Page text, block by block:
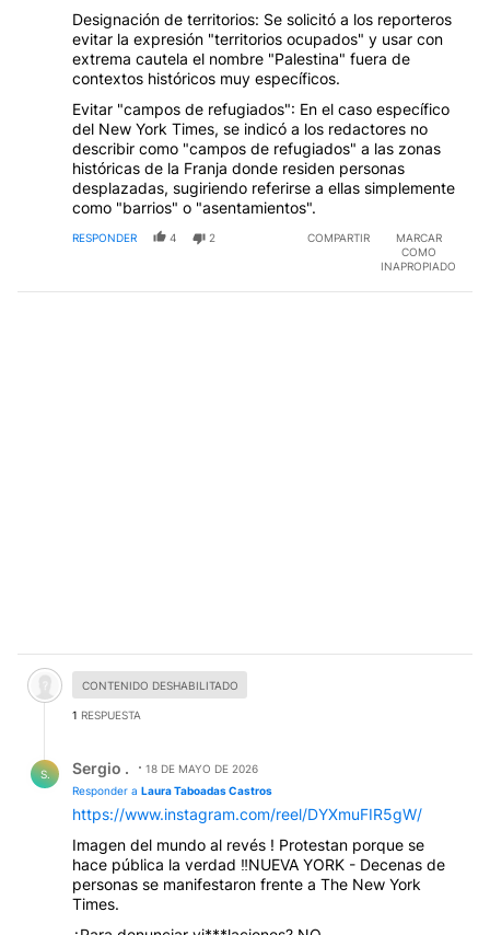
Designación de territorios: Se solicitó a los reporteros
evitar la expresión "territorios ocupados" y usar con
extrema cautela el nombre "Palestina" fuera de
contextos históricos muy específicos.
Evitar "campos de refugiados": En el caso específico
del New York Times, se indicó a los redactores no
describir como "campos de refugiados" a las zonas
históricas de la Franja donde residen personas
desplazadas, sugiriendo referirse a ellas simplemente
como "barrios" o "asentamientos".
RESPONDER 4 2 COMPARTIR
MARCAR
COMO
INAPROPIADO
Comentario desactivado.
CONTENIDO DESHABILITADO
1 RESPUESTA
S. Sergio .
18 DE MAYO DE 2026
Responder a Laura Taboadas Castros
https://www.instagram.com/reel/DYXmuFIR5gW/
Imagen del mundo al revés ! Protestan porque se
hace pública la verdad ‼️NUEVA YORK - Decenas de
personas se manifestaron frente a The New York
Times.